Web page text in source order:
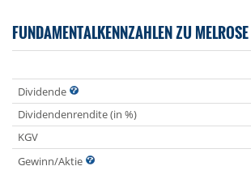
FUNDAMENTALKENNZAHLEN ZU
Dividende
Dividendenrendite (in %)
KGV
Gewinn/Aktie